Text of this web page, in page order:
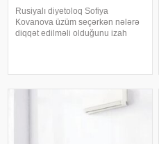
Rusiyalı diyetoloq Sofiya
Kovanova üzüm seçərkən nələrə
diqqət edilməli olduğunu izah
rəngdə olan üzüm sortlar